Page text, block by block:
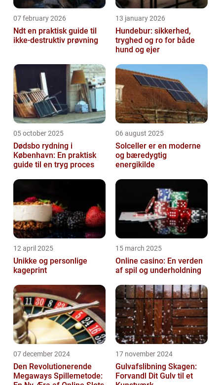
07 february 2026
Ndt en praktisk guide til
ikke-destruktiv prøvning
13 january 2026
Hundebur: sikkerhed,
tryghed og ro for både
hund og ejer
05 october 2025
Dødsbo rydning i
København: En praktisk
guide til en tryg proces
06 august 2025
Solceller er en moderne
og bæredygtig
energikilde
12 april 2025
Unikke og personlige
kageprint
15 march 2025
Online casino: En verden
af spil og underholdning
07 december 2024
Den Revolutionerende
Megaways Spillemetode:
17 november 2024
Gulvafslibning Skagen:
Forvandl Dit Gulv til et